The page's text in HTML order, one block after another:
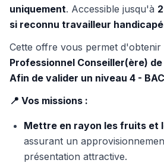
uniquement. Accessible jusqu'à
si reconnu travailleur
Cette offre vous permet d'obtenir
Professionnel Conseiller(ère) de
Afin de valider un niveau 4 -
📍 Vos missions :
Mettre en rayon les fruits et
assurant un
présentation attractive.